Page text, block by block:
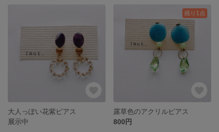
大人っぽい花紫ピアス
展示中
残り1点
露草色のアクリルピアス
800円